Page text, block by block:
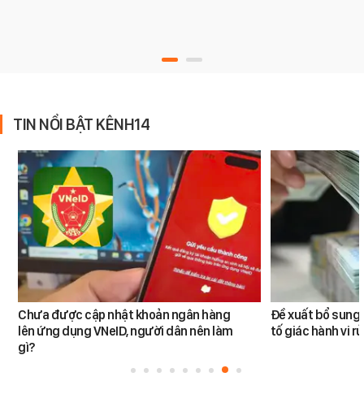
TIN NỔI BẬT KÊNH14
Chưa được cập nhật khoản ngân hàng
lên ứng dụng VNeID, người dân nên làm
gì?
Đề xuất bổ
tố giác hành vi